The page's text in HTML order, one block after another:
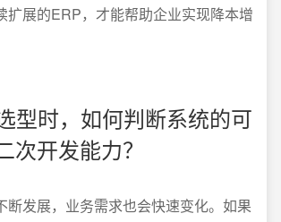
扩展的ERP，才能帮助企业实现降本增
型时，如何判断系统的可
次开发能力？
断发展，业务需求也会快速变化。如果